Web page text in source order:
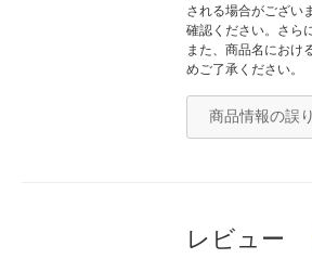
される場合がござい
確認ください。さら
また、商品名におけ
めご了承ください。
商品情報の誤
レビュー